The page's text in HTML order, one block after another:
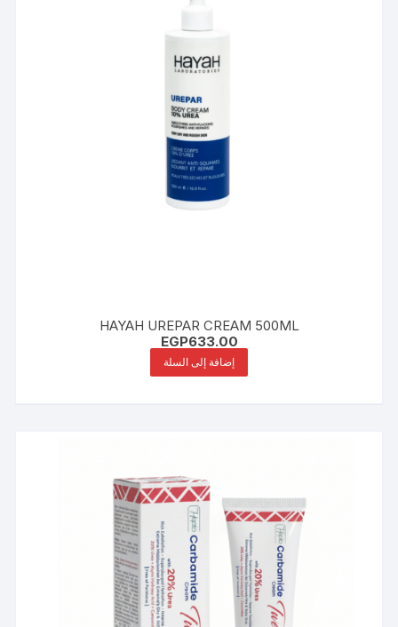
HAYAH UREPAR CREAM 500ML
EGP633.00
إضافة إلى السلة